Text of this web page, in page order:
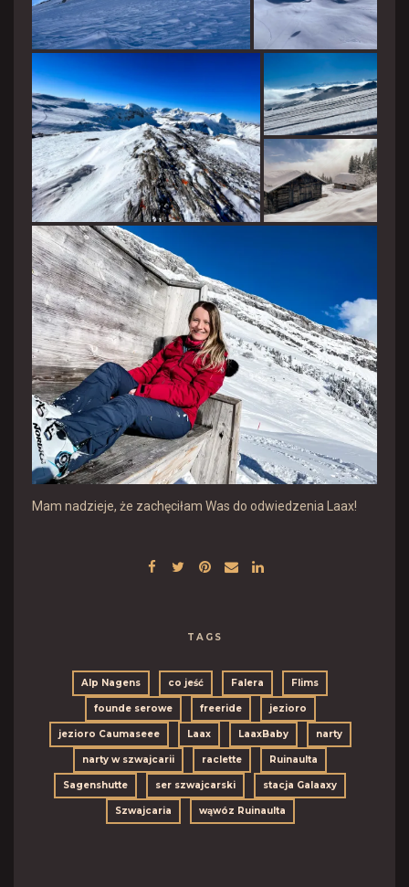
Mam nadzieje, że zachęciłam Was do odwiedzenia Laax!
TAGS
Alp Nagens co jeść Falera Flims
founde serowe freeride jezioro
jezioro Caumaseee Laax LaaxBaby narty
narty w szwajcarii raclette Ruinaulta
Sagenshutte ser szwajcarski stacja Galaaxy
Szwajcaria wąwóz Ruinaulta